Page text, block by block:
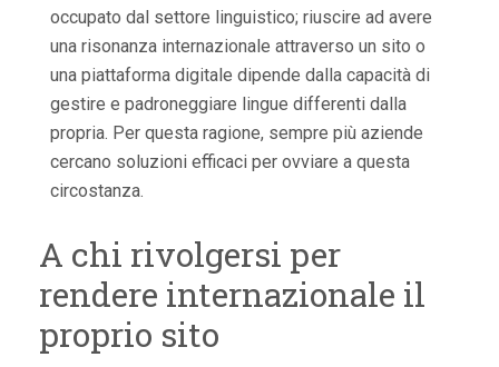
occupato dal settore linguistico; riuscire ad avere
una risonanza internazionale attraverso un sito o
una piattaforma digitale dipende dalla capacità di
gestire e padroneggiare lingue differenti dalla
propria. Per questa ragione, sempre più aziende
cercano soluzioni efficaci per ovviare a questa
circostanza.
A chi rivolgersi per
rendere internazionale il
proprio sito